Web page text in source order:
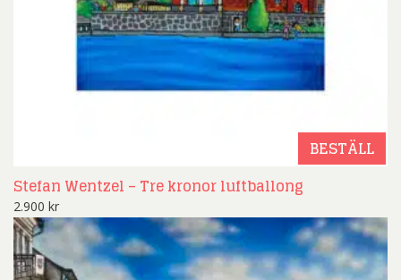
BESTÄLL
Stefan Wentzel – Tre kronor luftballong
2.900 kr